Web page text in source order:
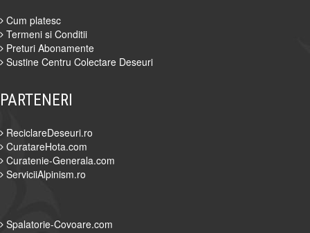
Cum platesc
Termeni si Conditii
Preturi Abonamente
Sustine Centru Colectare Deseuri
PARTENERI
ReciclareDeseuri.ro
CuratareHota.com
Curatenie-Generala.com
ServiciiAlpinism.ro
Spalatorie-Covoare.com